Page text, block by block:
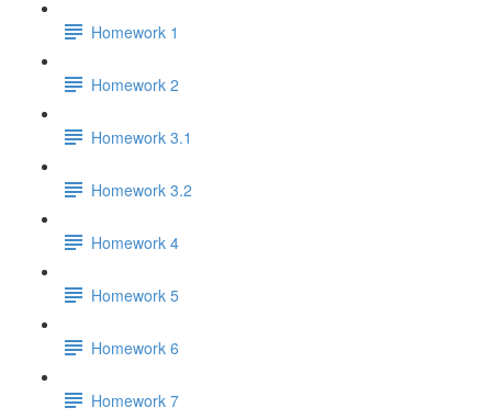
Homework 1
Homework 2
Homework 3.1
Homework 3.2
Homework 4
Homework 5
Homework 6
Homework 7